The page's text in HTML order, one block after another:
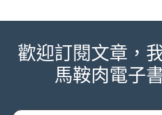
歡迎訂閱文章，
馬鞍肉電子